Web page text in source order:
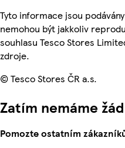
Tyto informace jsou
nemohou být jakkoliv
souhlasu Tesco Stores
zdroje.
© Tesco Stores ČR a.s.
Zatím nemáme
Pomozte ostatním